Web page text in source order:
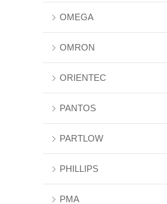
OMEGA
OMRON
ORIENTEC
PANTOS
PARTLOW
PHILLIPS
PMA